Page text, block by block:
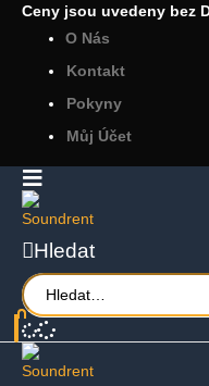
Ceny jsou uvedeny bez
O Nás
Kontakt
Pokyny
Můj Účet
Hledat